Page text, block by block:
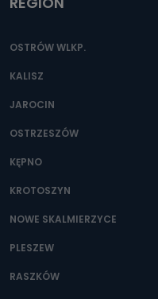
OSTRÓW WLKP.
KALISZ
JAROCIN
OSTRZESZÓW
KĘPNO
KROTOSZYN
NOWE SKALMIERZYCE
PLESZEW
RASZKÓW